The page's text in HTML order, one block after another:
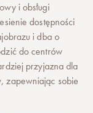
i obsługi
dostępności
i dba o
do centrów
przyjazna dla
zapewniając sobie